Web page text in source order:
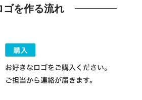
ゴを作る流れ